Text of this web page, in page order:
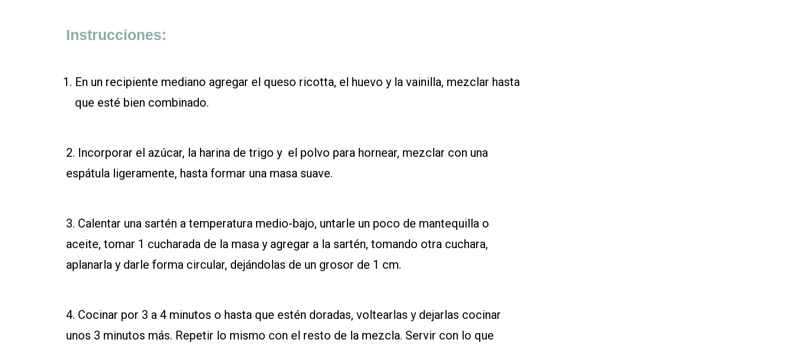
Instrucciones:
En un recipiente mediano agregar el queso ricotta, el huevo y la vainilla, mezclar hasta
que esté bien combinado.
2. Incorporar el azúcar, la harina de trigo y el polvo para hornear, mezclar con una
espátula ligeramente, hasta formar una masa suave.
3. Calentar una sartén a temperatura medio-bajo, untarle un poco de mantequilla o
aceite, tomar 1 cucharada de la masa y agregar a la sartén, tomando otra cuchara,
aplanarla y darle forma circular, dejándolas de un grosor de 1 cm.
4. Cocinar por 3 a 4 minutos o hasta que estén doradas, voltearlas y dejarlas cocinar
unos 3 minutos más. Repetir lo mismo con el resto de la mezcla. Servir con lo que